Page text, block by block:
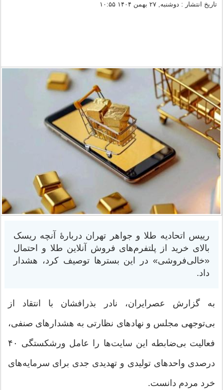
تاریخ انتشار : دوشنبه, ۲۷ بهمن ۱۴۰۴ ۱۰:۵۵
رییس اتحادیه طلا و جواهر تهران دربارۀ آنچه ریسک
بالای خرید از پلتفرم‌های فروش آنلاین طلا و احتمال
«خالی‌فروشی» در این بسترها توصیف کرد، هشدار
داد.
به گزارش عصرایران، نادر بذرافشان با انتقاد از
بی‌توجهی مجلس و نهادهای نظارتی به هشدارهای صنفی،
فعالیت بی‌ضابطه این سایت‌ها را عامل ورشکستگی ۴۰
درصدی واحدهای تولیدی و تهدیدی جدی برای سرمایه‌های
خرد مردم دانست.